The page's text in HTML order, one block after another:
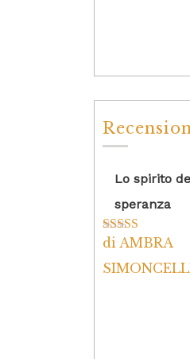
Lo spirito
speranza
Valutato5su
di AMBRA